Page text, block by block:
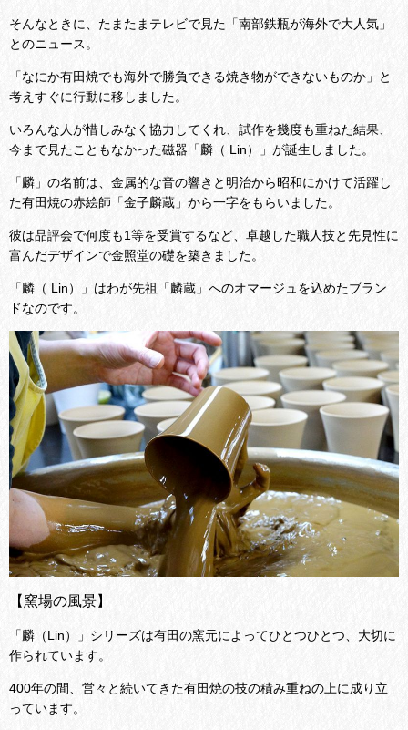
そんなときに、たまたまテレビで見た「南部鉄瓶が海外で大人気」
とのニュース。
「なにか有田焼でも海外で勝負できる焼き物ができないものか」と
考えすぐに行動に移しました。
いろんな人が惜しみなく協力してくれ、試作を幾度も重ねた結果、
今まで見たこともなかった磁器「麟（ Lin）」が誕生しました。
「麟」の名前は、金属的な音の響きと明治から昭和にかけて活躍し
た有田焼の赤絵師「金子麟蔵」から一字をもらいました。
彼は品評会で何度も1等を受賞するなど、卓越した職人技と先見性に
富んだデザインで金照堂の礎を築きました。
「麟（ Lin）」はわが先祖「麟蔵」へのオマージュを込めたブラン
ドなのです。
【窯場の風景】
「麟（Lin）」シリーズは有田の窯元によってひとつひとつ、大切に
作られています。
400年の間、営々と続いてきた有田焼の技の積み重ねの上に成り立
っています。